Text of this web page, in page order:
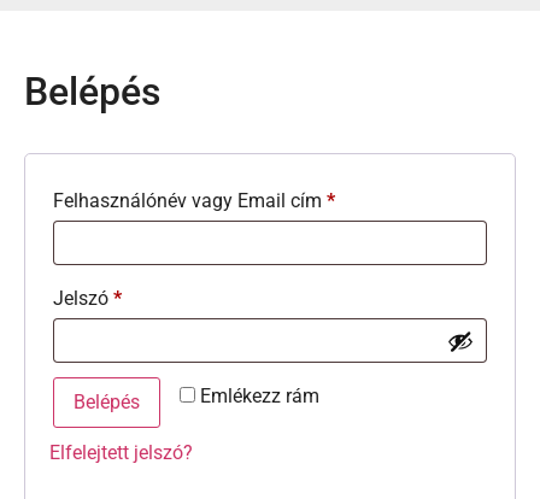
Belépés
Felhasználónév vagy Email cím *
Jelszó *
Emlékezz rám
Belépés
Elfelejtett jelszó?